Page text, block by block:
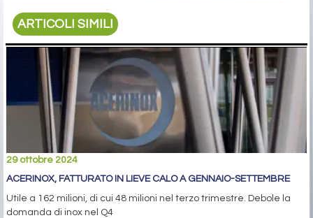
ARTICOLI SIMILI
29 ottobre 2024
ACERINOX, FATTURATO IN LIEVE CALO A GENNAIO-SETTEMBRE
Utile a 162 milioni, di cui 48 milioni nel terzo trimestre. Debole la
domanda di inox nel Q4